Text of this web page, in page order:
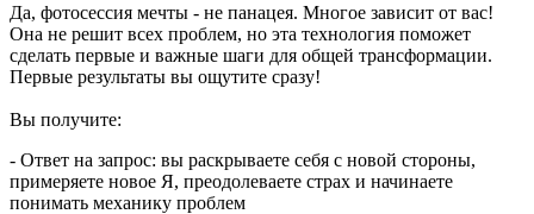
Да, фотосессия мечты - не панацея. Многое зависит от вас!
Она не решит всех проблем, но эта технология поможет
сделать первые и важные шаги для общей трансформации.
Первые результаты вы ощутите сразу!
Вы получите:
- Ответ на запрос: вы раскрываете себя с новой стороны,
примеряете новое Я, преодолеваете страх и начинаете
понимать механику проблем